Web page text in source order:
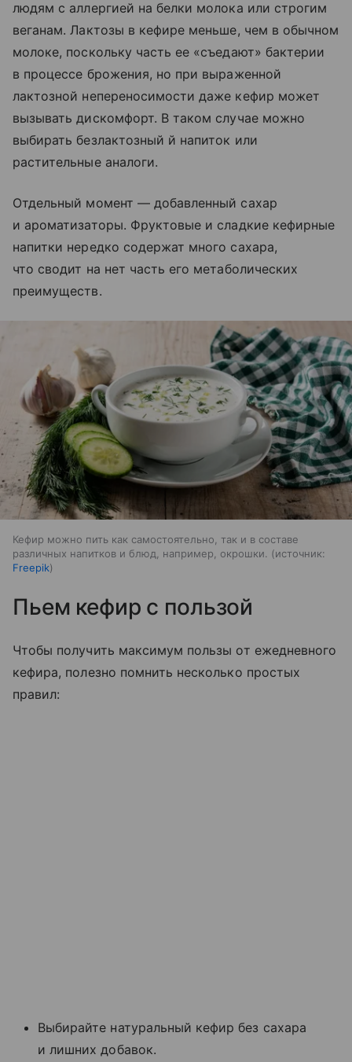
людям с аллергией на белки молока или строгим
веганам. Лактозы в кефире меньше, чем в обычном
молоке, поскольку часть ее «съедают» бактерии
в процессе брожения, но при выраженной
лактозной непереносимости даже кефир может
вызывать дискомфорт. В таком случае можно
выбирать безлактозный й напиток или
растительные аналоги.
Отдельный момент — добавленный сахар
и ароматизаторы. Фруктовые и сладкие кефирные
напитки нередко содержат много сахара,
что сводит на нет часть его метаболических
преимуществ.
Кефир можно пить как самостоятельно, так и в составе
различных напитков и блюд, например, окрошки.
источник:
Freepik
Пьем кефир с пользой
Чтобы получить максимум пользы от ежедневного
кефира, полезно помнить несколько простых
правил:
Выбирайте натуральный кефир без сахара
и лишних добавок.